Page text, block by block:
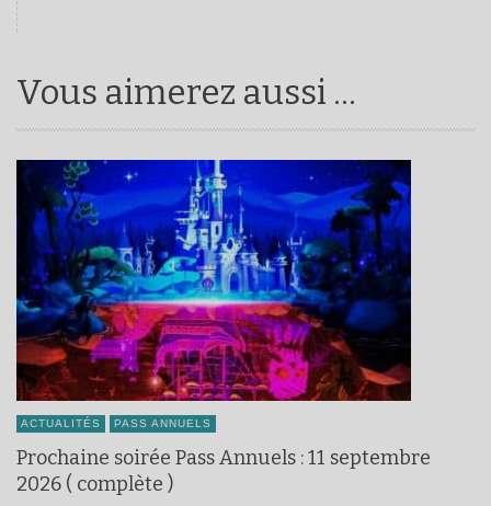
Vous aimerez aussi ...
ACTUALITÉS PASS ANNUELS
Prochaine soirée Pass Annuels : 11 septembre
2026 ( complète )